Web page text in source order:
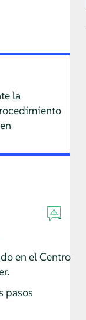
la
en el Centro
pasos